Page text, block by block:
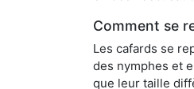
Comment se
Les cafards se
des nymphes et
que leur taille